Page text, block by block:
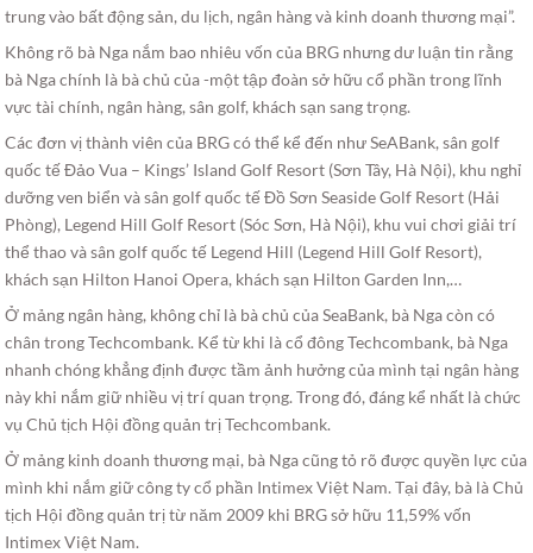
trung vào bất động sản, du lịch, ngân hàng và kinh doanh thương mại”.
Không rõ bà Nga nắm bao nhiêu vốn của BRG nhưng dư luận tin rằng
bà Nga chính là bà chủ của -một tập đoàn sở hữu cổ phần trong lĩnh
vực tài chính, ngân hàng, sân golf, khách sạn sang trọng.
Các đơn vị thành viên của BRG có thể kể đến như SeABank, sân golf
quốc tế Đảo Vua – Kings’ Island Golf Resort (Sơn Tây, Hà Nội), khu nghỉ
dưỡng ven biển và sân golf quốc tế Đồ Sơn Seaside Golf Resort (Hải
Phòng), Legend Hill Golf Resort (Sóc Sơn, Hà Nội), khu vui chơi giải trí
thể thao và sân golf quốc tế Legend Hill (Legend Hill Golf Resort),
khách sạn Hilton Hanoi Opera, khách sạn Hilton Garden Inn,…
Ở mảng ngân hàng, không chỉ là bà chủ của SeaBank, bà Nga còn có
chân trong Techcombank. Kể từ khi là cổ đông Techcombank, bà Nga
nhanh chóng khẳng định được tầm ảnh hưởng của mình tại ngân hàng
này khi nắm giữ nhiều vị trí quan trọng. Trong đó, đáng kể nhất là chức
vụ Chủ tịch Hội đồng quản trị Techcombank.
Ở mảng kinh doanh thương mại, bà Nga cũng tỏ rõ được quyền lực của
mình khi nắm giữ công ty cổ phần Intimex Việt Nam. Tại đây, bà là Chủ
tịch Hội đồng quản trị từ năm 2009 khi BRG sở hữu 11,59% vốn
Intimex Việt Nam.